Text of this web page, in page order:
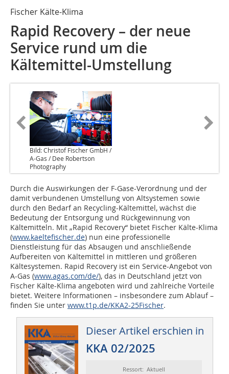
Fischer Kälte-Klima
Rapid Recovery – der neue
Service rund um die
Kältemittel-Umstellung
Bild: Christof Fischer GmbH /
A-Gas / Dee Robertson
Photography
Durch die Auswirkungen der F-Gase-Verordnung und der
damit verbundenen Umstellung von Altsystemen sowie
durch den Bedarf an Recycling-Kältemittel, wächst die
Bedeutung der Entsorgung und Rückgewinnung von
Kältemitteln. Mit „Rapid Recovery“ bietet Fischer Kälte-Klima
(www.kaeltefischer.de) nun eine professionelle
Dienstleistung für das Absaugen und anschließende
Aufbereiten von Kältemittel in mittleren und größeren
Kältesystemen. Rapid Recovery ist ein Service-Angebot von
A-Gas (www.agas.com/de/), das in Deutschland jetzt von
Fischer Kälte-Klima angeboten wird und zahlreiche Vorteile
bietet. Weitere Informationen – insbesondere zum Ablauf –
finden Sie unter www.t1p.de/KKA2-25Fischer.
Dieser Artikel erschien in
KKA 02/2025
Ressort: Aktuell